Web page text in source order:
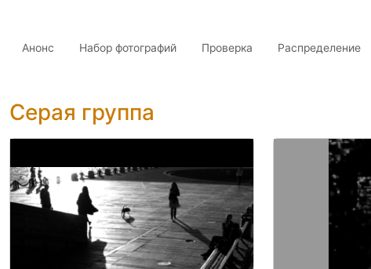
Анонс Набор фотографий Проверка Распределение
Серая группа